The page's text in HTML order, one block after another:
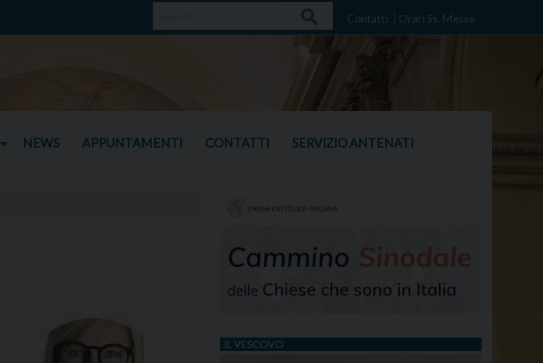
Contatti Orari Ss. Messe
NEWS APPUNTAMENTI CONTATTI SERVIZIO ANTENATI
IL VESCOVO